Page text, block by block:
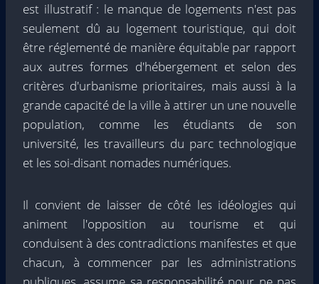
est illustratif : le manque de logements n'est pas
seulement dû au logement touristique, qui doit
être réglementé de manière équitable par rapport
aux autres formes d'hébergement et selon des
critères d'urbanisme prioritaires, mais aussi à la
grande capacité de la ville à attirer un une nouvelle
population, comme les étudiants de son
université, les travailleurs du parc technologique
et les soi-disant nomades numériques.
Il convient de laisser de côté les idéologies qui
animent l'opposition au tourisme et qui
conduisent à des contradictions manifestes et que
chacun, à commencer par les administrations